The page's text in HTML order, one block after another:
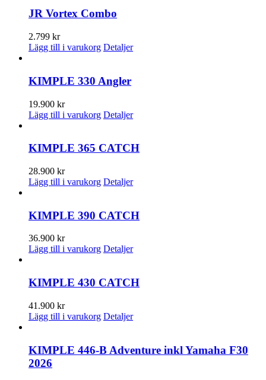
JR Vortex Combo
2.799 kr
Lägg till i varukorg Detaljer
KIMPLE 330 Angler
19.900 kr
Lägg till i varukorg Detaljer
KIMPLE 365 CATCH
28.900 kr
Lägg till i varukorg Detaljer
KIMPLE 390 CATCH
36.900 kr
Lägg till i varukorg Detaljer
KIMPLE 430 CATCH
41.900 kr
Lägg till i varukorg Detaljer
KIMPLE 446-B Adventure inkl Yamaha F30
2026